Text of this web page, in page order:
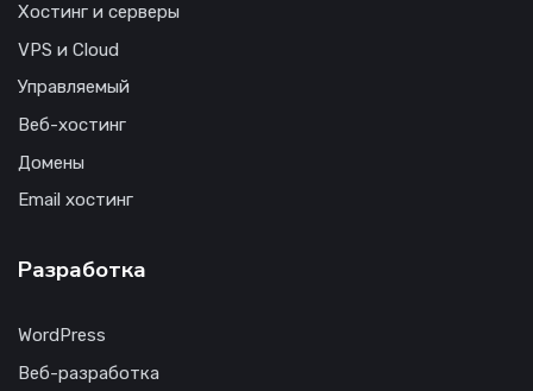
Хостинг и серверы
VPS и Cloud
Управляемый
Веб-хостинг
Домены
Email хостинг
Разработка
WordPress
Веб-разработка